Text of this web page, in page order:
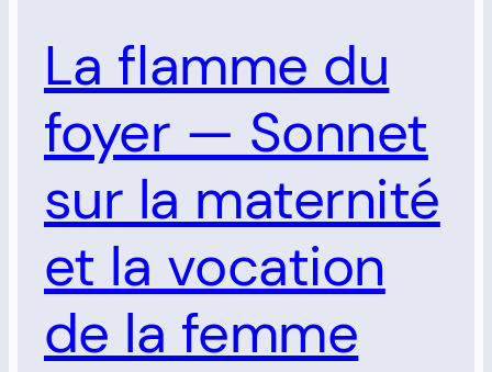
La flamme du
foyer — Sonnet
sur la maternité
et la vocation
de la femme